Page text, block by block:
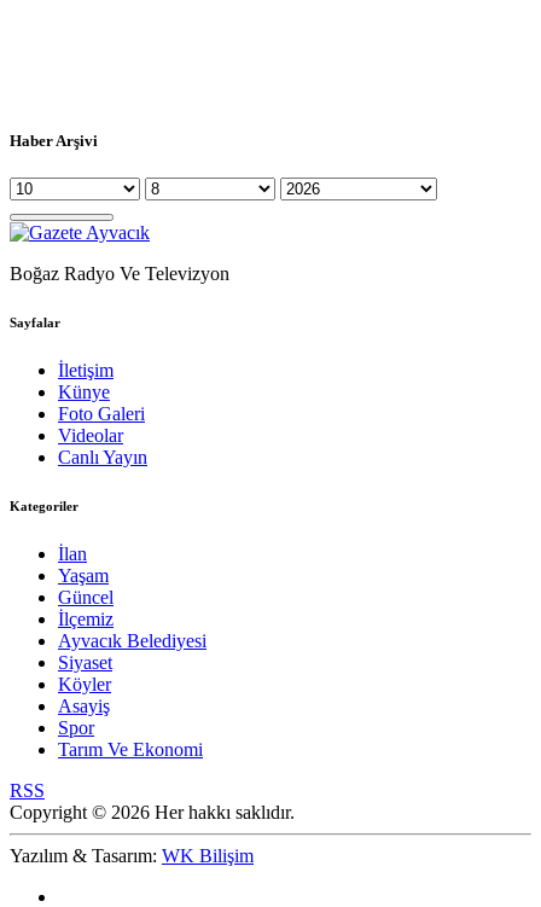
Haber Arşivi
Boğaz Radyo Ve Televizyon
Sayfalar
İletişim
Künye
Foto Galeri
Videolar
Canlı Yayın
Kategoriler
İlan
Yaşam
Güncel
İlçemiz
Ayvacık Belediyesi
Siyaset
Köyler
Asayiş
Spor
Tarım Ve Ekonomi
RSS
Copyright © 2026 Her hakkı saklıdır.
Yazılım & Tasarım: WK Bilişim